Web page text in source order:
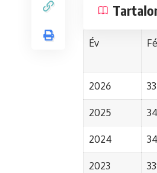
Év
2026
2025
2024
2023